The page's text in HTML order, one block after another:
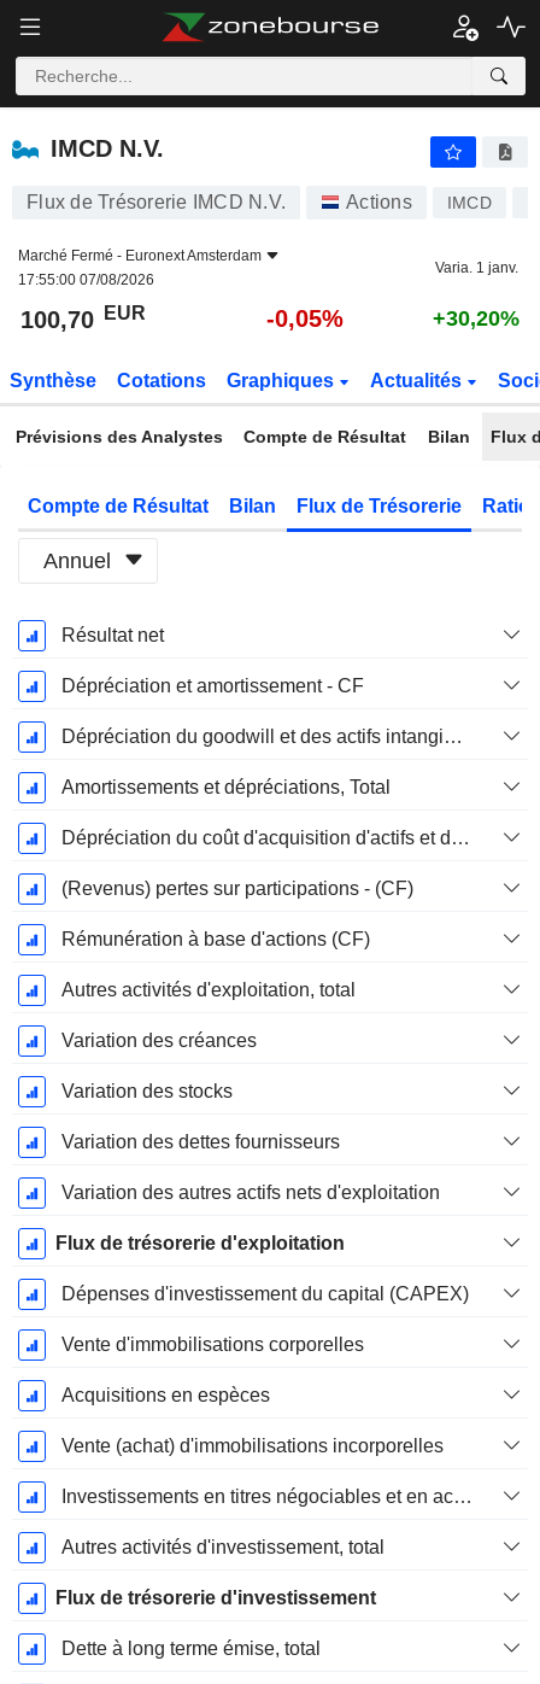
IMCD N.V.
IMCD N.V.
Flux de Trésorerie IMCD N.V. Actions IMCD
Marché Fermé - Euronext Amsterdam
17:55:00 07/08/2026
Varia. 1 janv.
100,70 EUR -0,05% +30,20%
Synthèse Cotations Graphiques Actualités
Prévisions des Analystes Compte de Résultat Bilan Flux
Compte de Résultat Bilan Flux de Trésorerie
Annuel
Période
Fiscale:
Décembre
Résultat net
Dépréciation et amortissement - CF
Dépréciation du goodwill et des actifs intangibles
Amortissements et dépréciations, Total
Dépréciation du coût d'acquisition d'actifs et dépenses de restructuration
(Revenus) pertes sur participations - (CF)
Rémunération à base d'actions (CF)
Autres activités d'exploitation, total
Variation des créances
Variation des stocks
Variation des dettes fournisseurs
Variation des autres actifs nets d'exploitation
Flux de trésorerie d'exploitation
Dépenses d'investissement du capital (CAPEX)
Vente d'immobilisations corporelles
Acquisitions en espèces
Vente (achat) d'immobilisations incorporelles
Investissements en titres négociables et en actions, total
Autres activités d'investissement, total
Flux de trésorerie d'investissement
Dette à long terme émise, total